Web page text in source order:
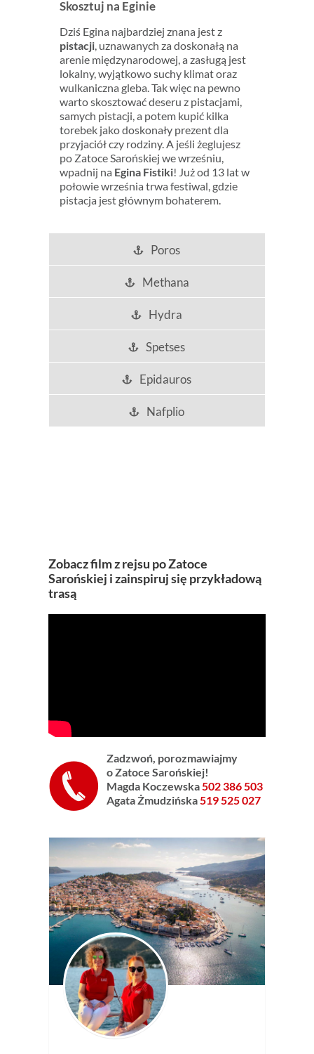
Skosztuj na Eginie
Dziś Egina najbardziej znana jest z
pistacji, uznawanych za doskonałą na
arenie międzynarodowej, a zasługą jest
lokalny, wyjątkowo suchy klimat oraz
wulkaniczna gleba. Tak więc na pewno
warto skosztować deseru z pistacjami,
samych pistacji, a potem kupić kilka
torebek jako doskonały prezent dla
przyjaciół czy rodziny. A jeśli żeglujesz
po Zatoce Sarońskiej we wrześniu,
wpadnij na Egina Fistiki! Już od 13 lat w
połowie września trwa festiwal, gdzie
pistacja jest głównym bohaterem.
Poros
Methana
Hydra
Spetses
Epidauros
Nafplio
Zobacz film z rejsu po Zatoce
Sarońskiej i zainspiruj się przykładową
trasą
Zadzwoń, porozmawiajmy
o Zatoce Sarońskiej!
Magda Koczewska502 386 503
Agata Żmudzińska519 525 027